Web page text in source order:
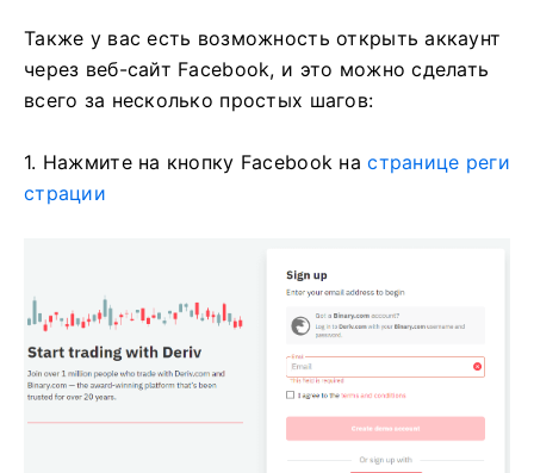
Также у вас есть возможность открыть аккаунт
через веб-сайт Facebook, и это можно сделать
всего за несколько простых шагов:
1. Нажмите на кнопку Facebook настранице реги
страции